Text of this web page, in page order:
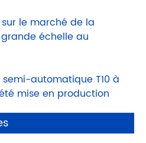
sur le marché de la
échelle au
automatique T10 à
mise en production